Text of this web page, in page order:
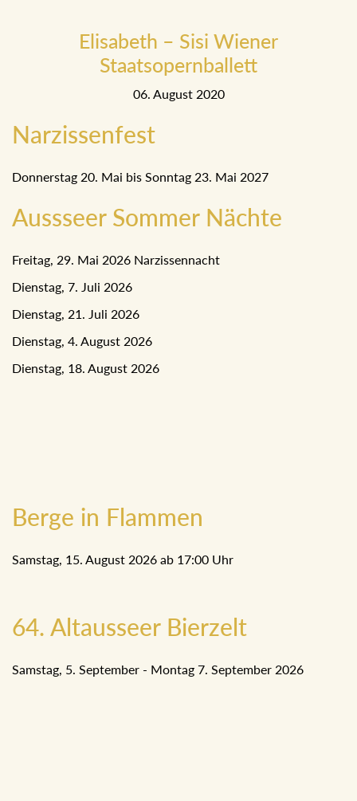
Elisabeth – Sisi Wiener
Staatsopernballett
06. August 2020
Narzissenfest
Donnerstag 20. Mai bis Sonntag 23. Mai 2027
Aussseer Sommer Nächte
Freitag, 29. Mai 2026 Narzissennacht
Dienstag, 7. Juli 2026
Dienstag, 21. Juli 2026
Dienstag, 4. August 2026
Dienstag, 18. August 2026
Berge in Flammen
Samstag, 15. August 2026 ab 17:00 Uhr
64. Altausseer Bierzelt
Samstag, 5. September - Montag 7. September 2026